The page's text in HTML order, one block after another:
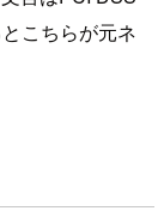
こちらが元ネ